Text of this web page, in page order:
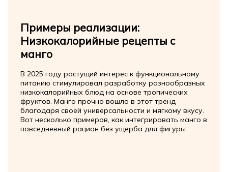
Примеры реализации:
Низкокалорийные рецепты с
манго
В 2025 году растущий интерес к функциональному
питанию стимулировал разработку разнообразных
низкокалорийных блюд на основе тропических
фруктов. Манго прочно вошло в этот тренд
благодаря своей универсальности и мягкому вкусу.
Вот несколько примеров, как интегрировать манго в
повседневный рацион без ущерба для фигуры: